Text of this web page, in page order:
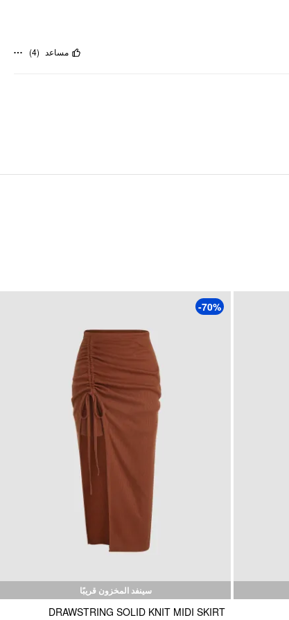
مساعد (
4
)
-70%
سينفد المخزون قريبًا
DRAWSTRING SOLID KNIT MIDI SKIRT